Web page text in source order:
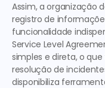
Assim, a organização
registro de
funcionalidade
Service Level
simples e direta, o
resolução de
disponibiliza